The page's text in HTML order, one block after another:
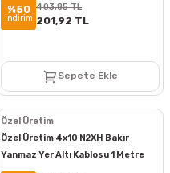
%50
indirim
403,85 TL
201,92 TL
Sepete Ekle
Özel Üretim
Özel Üretim 4x10 N2XH Bakır
Yanmaz Yer Altı Kablosu 1 Metre